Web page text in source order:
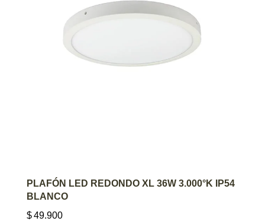
AGREGAR AL CARRITO
PLAFÓN LED REDONDO XL 36W 3.000°K IP54
BLANCO
$49.900